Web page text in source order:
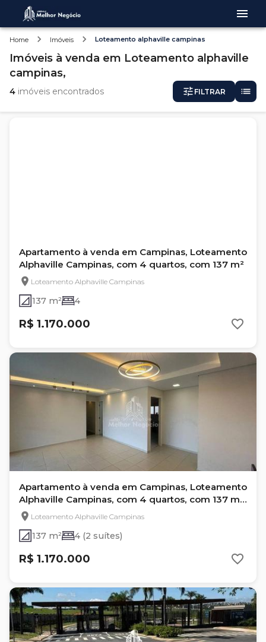
Home Imóveis Loteamento alphaville campinas
Imóveis à venda em Loteamento alphaville
campinas,
4 imóveis encontrados FILTRAR
Apartamento à venda em Campinas, Loteamento
Alphaville Campinas, com 4 quartos, com 137 m²
Loteamento Alphaville Campinas
137 m² 4
R$ 1.170.000
Apartamento à venda em Campinas, Loteamento
Alphaville Campinas, com 4 quartos, com 137 m²,
GERAL
Loteamento Alphaville Campinas
137 m² 4 (2 suítes)
R$ 1.170.000